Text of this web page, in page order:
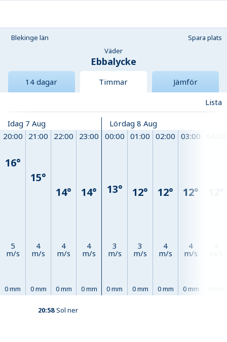
Blekinge län
Spara plats
Väder
Ebbalycke
14 dagar Timmar
Jämför
Lista
Idag 7 Aug
20:00
16°
5
m/s
0 mm
21:00
15°
4
m/s
0 mm
22:00
14°
4
m/s
0 mm
23:00
14°
4
m/s
0 mm
Lördag 8 Aug
00:00
13°
3
m/s
0 mm
01:00
12°
3
m/s
0 mm
02:00
12°
4
m/s
0 mm
03:00
12°
4
m/s
0 mm
20:58 Sol ner